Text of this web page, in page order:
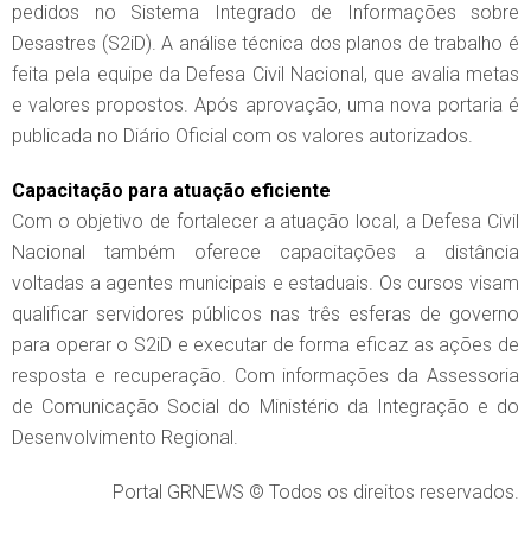
pedidos no Sistema Integrado de Informações sobre
Desastres (S2iD). A análise técnica dos planos de trabalho é
feita pela equipe da Defesa Civil Nacional, que avalia metas
e valores propostos. Após aprovação, uma nova portaria é
publicada no Diário Oficial com os valores autorizados.
Capacitação para atuação eficiente
Com o objetivo de fortalecer a atuação local, a Defesa Civil
Nacional também oferece capacitações a distância
voltadas a agentes municipais e estaduais. Os cursos visam
qualificar servidores públicos nas três esferas de governo
para operar o S2iD e executar de forma eficaz as ações de
resposta e recuperação. Com informações da Assessoria
de Comunicação Social do Ministério da Integração e do
Desenvolvimento Regional.
Portal GRNEWS © Todos os direitos reservados.